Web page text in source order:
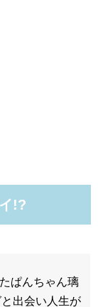
!?
ぱんちゃん璃
出会い人生が